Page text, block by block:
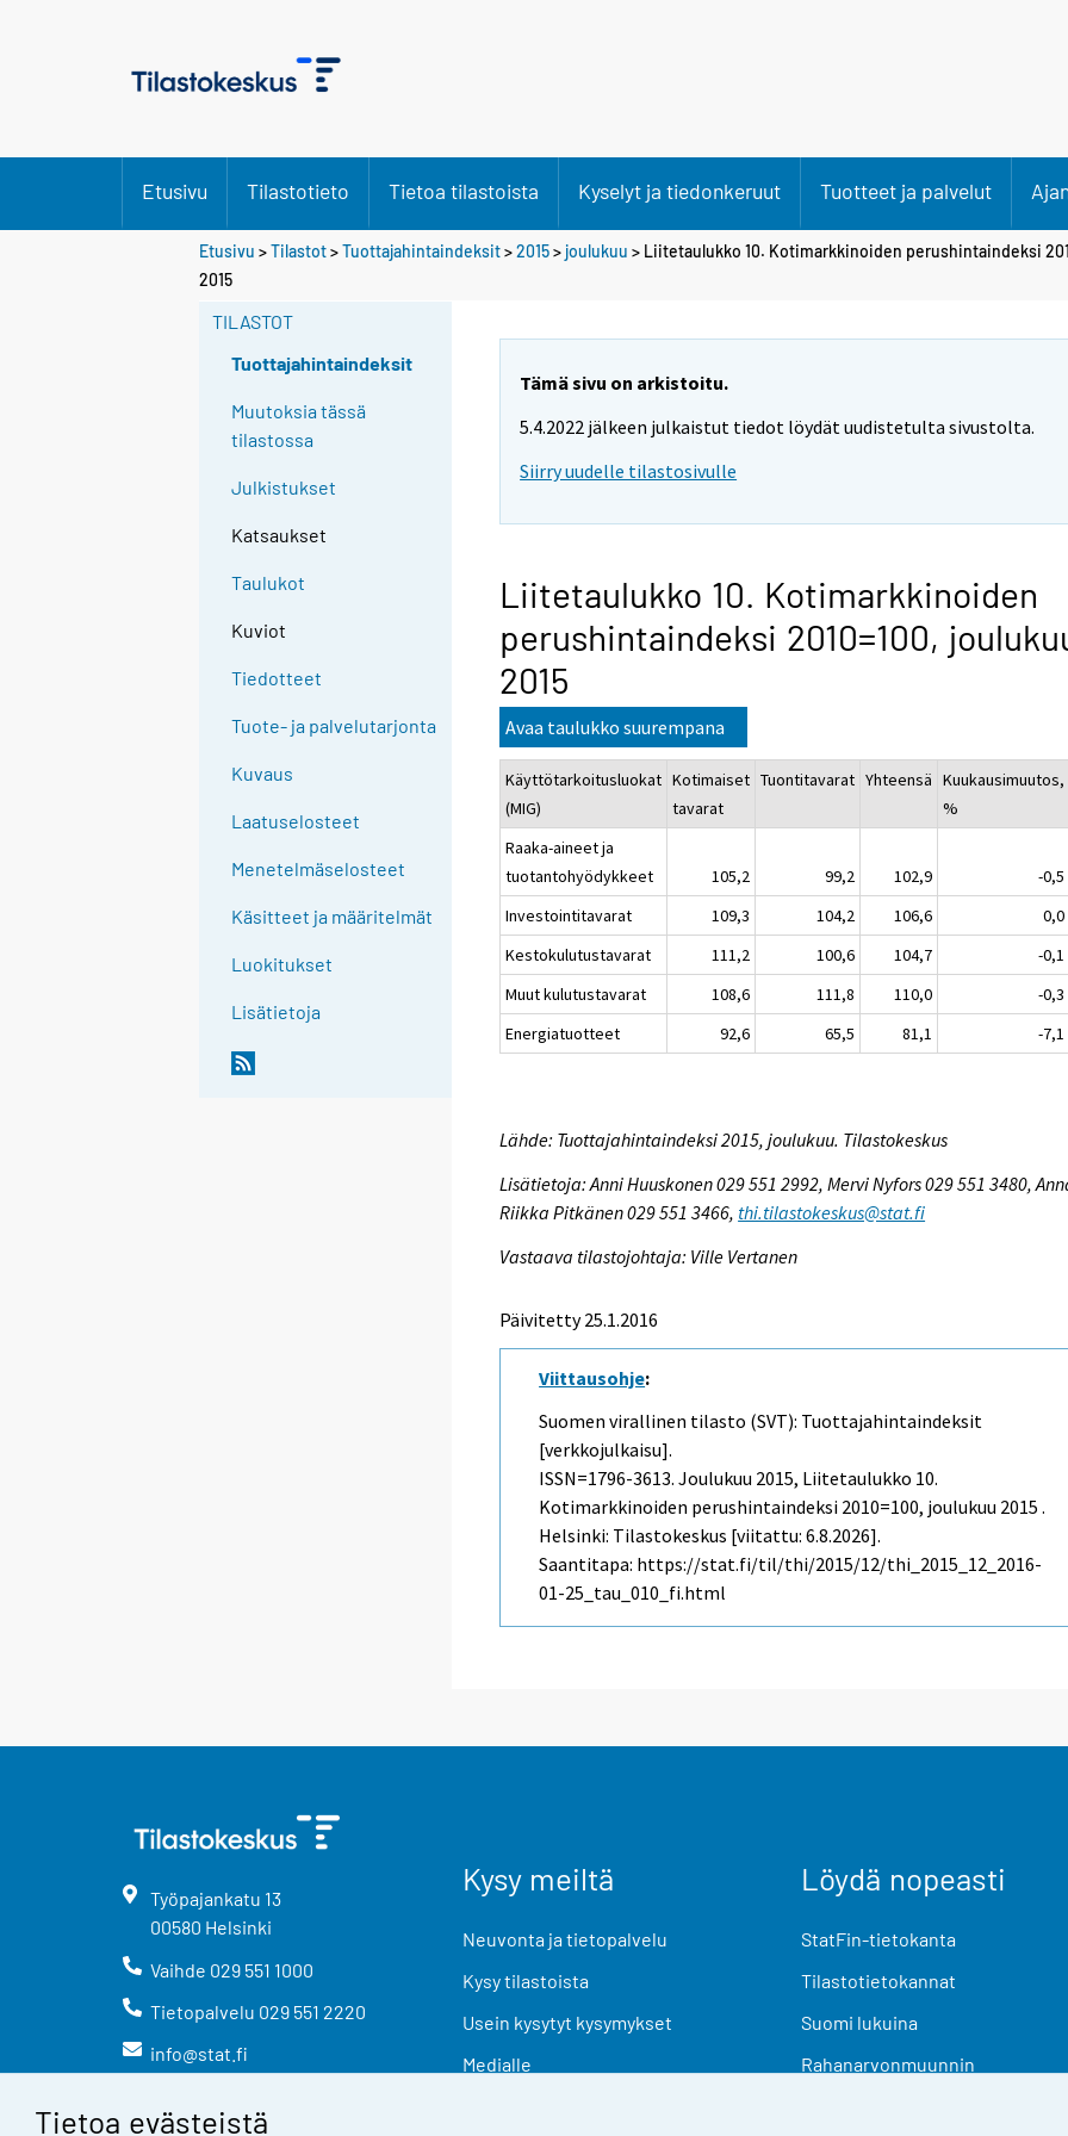
Tietoa evästeistä
Etusivu Tilastotieto Tietoa tilastoista Kyselyt ja tiedonkeruut Tuotteet ja palvelut
Etusivu >Tilastot>Tuottajahintaindeksit>2015> joulukuu > Liitetaulukko 10. Kotimarkkinoiden perushintaindeksi
2015
TILASTOT
Tuottajahintaindeksit
Muutoksia tässä
tilastossa
Julkistukset
Katsaukset
Taulukot
Kuviot
Tiedotteet
Tuote- ja palvelutarjonta
Kuvaus
Laatuselosteet
Menetelmäselosteet
Käsitteet ja määritelmät
Luokitukset
Lisätietoja
Tämä sivu on arkistoitu.
5.4.2022 jälkeen julkaistut tiedot löydät uudistetulta sivustolta.
Siirry uudelle tilastosivulle
Liitetaulukko 10. Kotimarkkinoiden
perushintaindeksi 2010=100,
2015
Avaa taulukko suurempana
Käyttötarkoitusluokat
(MIG)
Kotimaiset
tavarat
Tuontitavarat Yhteensä Kuukausimuutos,
%
Raaka-aineet ja
tuotantohyödykkeet
105,2 99,2 102,9
-0,5
Investointitavarat
109,3 104,2 106,6
0,0
Kestokulutustavarat
111,2 100,6 104,7
-0,1
Muut kulutustavarat
108,6 111,8 110,0
-0,3
Energiatuotteet
92,6 65,5 81,1 -7,1
Lähde: Tuottajahintaindeksi 2015, joulukuu. Tilastokeskus
Lisätietoja: Anni Huuskonen 029 551 2992, Mervi Nyfors 029 551 3480,
Riikka Pitkänen 029 551 3466, thi.tilastokeskus@stat.fi
Vastaava tilastojohtaja: Ville Vertanen
Päivitetty 25.1.2016
Viittausohje:
Suomen virallinen tilasto (SVT): Tuottajahintaindeksit
[verkkojulkaisu].
ISSN=1796-3613.Joulukuu 2015, Liitetaulukko 10.
Kotimarkkinoiden perushintaindeksi 2010=100, joulukuu 2015 .
Helsinki: Tilastokeskus [viitattu: 6.8.2026].
Saantitapa: https://stat.fi/til/thi/2015/12/thi_2015_12_2016-
01-25_tau_010_fi.html
Työpajankatu 13
00580 Helsinki
Vaihde 029 551 1000
Tietopalvelu 029 551 2220
info@stat.fi
Kysy meiltä
Neuvonta ja tietopalvelu
Kysy tilastoista
Usein kysytyt kysymykset
Medialle
Löydä nopeasti
StatFin-tietokanta
Tilastotietokannat
Suomi lukuina
Rahanarvonmuunnin